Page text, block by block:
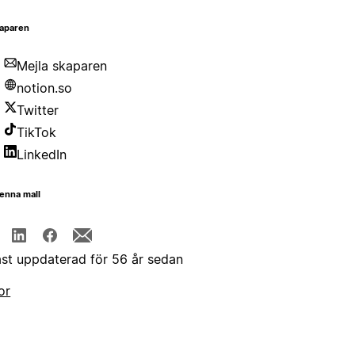
Mejla skaparen
notion.so
Twitter
TikTok
LinkedIn
mall
uppdaterad för 56 år sedan